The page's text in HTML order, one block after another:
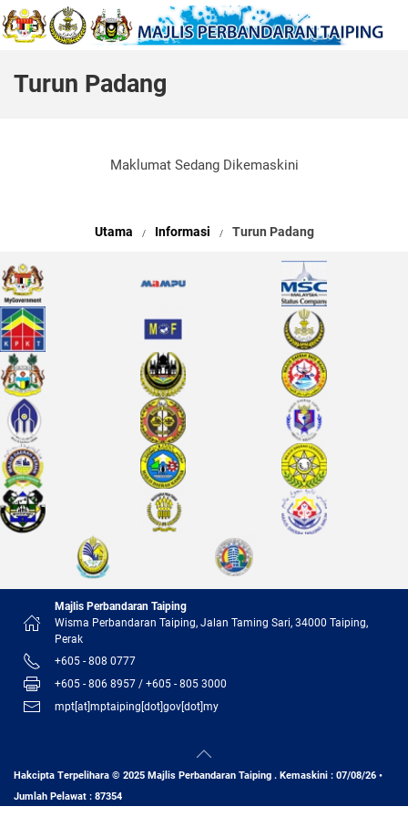
Turun Padang
Maklumat Sedang Dikemaskini
Utama Informasi Turun Padang
Majlis Perbandaran Taiping
Wisma Perbandaran Taiping, Jalan Taming Sari, 34000 Taiping,
Perak
+605 - 808 0777
+605 - 806 8957 / +605 - 805 3000
mpt[at]mptaiping[dot]gov[dot]my
Hakcipta Terpelihara © 2025 Majlis Perbandaran Taiping . Kemaskini : 07/08/26 •
Jumlah Pelawat : 87354